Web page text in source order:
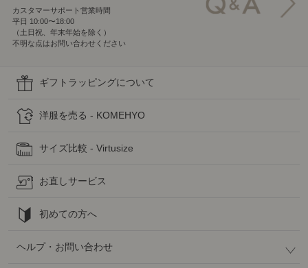
カスタマーサポート営業時間
平日 10:00〜18:00
（土日祝、年末年始を除く）
不明な点はお問い合わせください
ギフトラッピングについて
洋服を売る - KOMEHYO
サイズ比較 - Virtusize
お直しサービス
初めての方へ
ヘルプ・お問い合わせ